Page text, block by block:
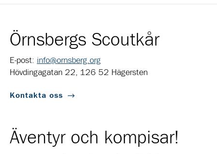
Örnsbergs Scoutkår
E-post: info@ornsberg.org
Hövdingagatan 22, 126 52 Hägersten
Kontakta oss
Äventyr och kompisar!